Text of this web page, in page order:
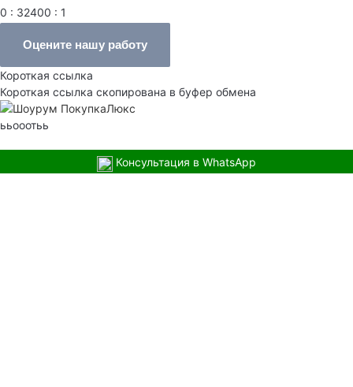
0 : 32400 : 1
Оцените нашу работу
Короткая ссылка
Короткая ссылка скопирована в буфер обмена
ььооотьь
Консультация в WhatsApp